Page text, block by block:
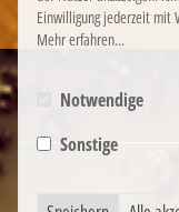
Einwilligung jederzeit mit
Mehr erfahren...
Notwendige
Sonstige